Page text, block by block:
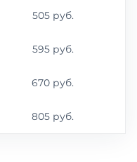
505 руб.
595 руб.
670 руб.
805 руб.